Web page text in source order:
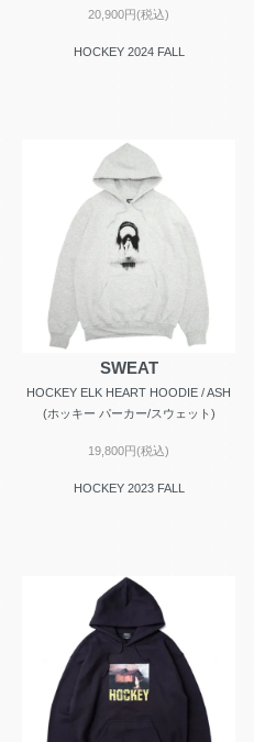
20,900円(税込)
HOCKEY 2024 FALL
SWEAT
HOCKEY ELK HEART HOODIE / ASH
(ホッキー パーカー/スウェット)
19,800円(税込)
HOCKEY 2023 FALL